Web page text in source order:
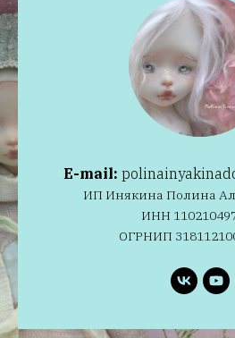
E-mail:
ИП Инякина Полина
ИНН
ОГРНИП